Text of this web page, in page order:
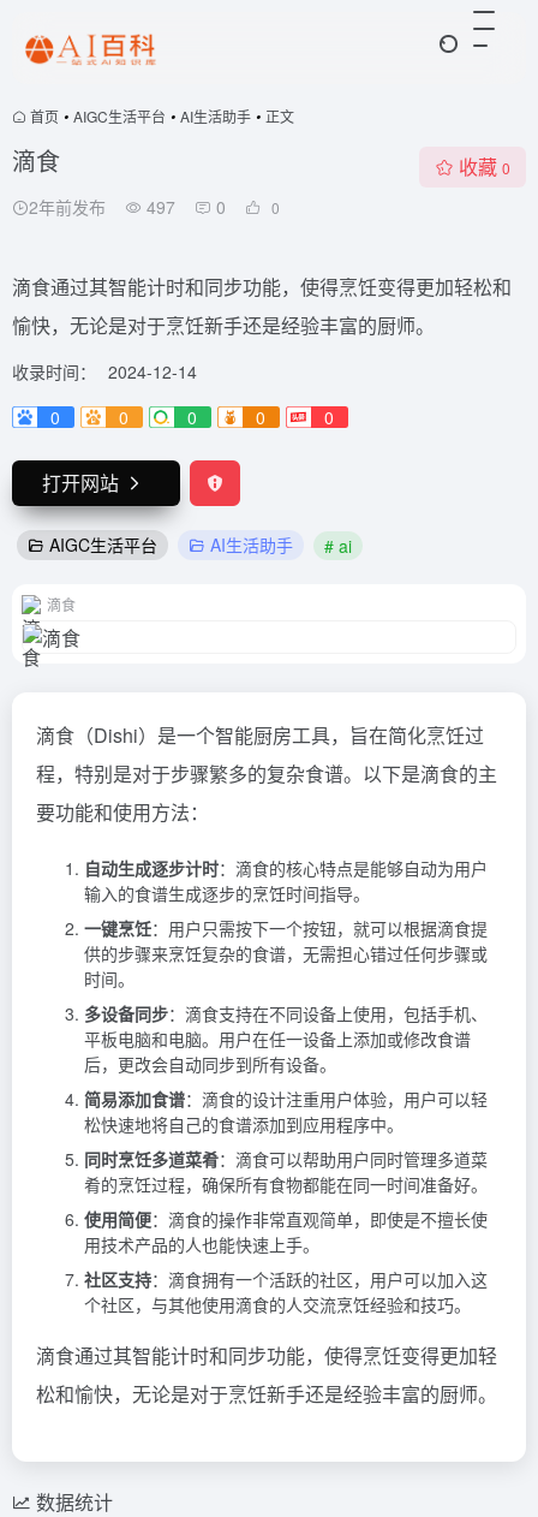
首页 • AIGC生活平台 • AI生活助手 • 正文
滴食
2年前发布 497 0 0
收藏 0
滴食通过其智能计时和同步功能，使得烹饪变得更加轻松和
愉快，无论是对于烹饪新手还是经验丰富的厨师。
收录时间：
2024-12-14
0
0 0 0 0
打开网站
AIGC生活平台 AI生活助手 # ai
滴食
滴食（Dishi）是一个智能厨房工具，旨在简化烹饪过
程，特别是对于步骤繁多的复杂食谱。以下是滴食的主
要功能和使用方法：
自动生成逐步计时：滴食的核心特点是能够自动为用户
输入的食谱生成逐步的烹饪时间指导。
一键烹饪：用户只需按下一个按钮，就可以根据滴食提
供的步骤来烹饪复杂的食谱，无需担心错过任何步骤或
时间。
多设备同步：滴食支持在不同设备上使用，包括手机、
平板电脑和电脑。用户在任一设备上添加或修改食谱
后，更改会自动同步到所有设备。
简易添加食谱：滴食的设计注重用户体验，用户可以轻
松快速地将自己的食谱添加到应用程序中。
同时烹饪多道菜肴：滴食可以帮助用户同时管理多道菜
肴的烹饪过程，确保所有食物都能在同一时间准备好。
使用简便：滴食的操作非常直观简单，即使是不擅长使
用技术产品的人也能快速上手。
社区支持：滴食拥有一个活跃的社区，用户可以加入这
个社区，与其他使用滴食的人交流烹饪经验和技巧。
滴食通过其智能计时和同步功能，使得烹饪变得更加轻
松和愉快，无论是对于烹饪新手还是经验丰富的厨师。
数据统计